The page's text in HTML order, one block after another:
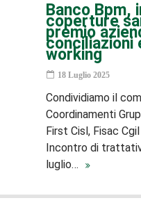
Banco Bpm,
coperture
premio
conciliazioni
working
18 Luglio 2025
Condividiamo il
Coordinamenti
First Cisl, Fisac
Incontro di
luglio…